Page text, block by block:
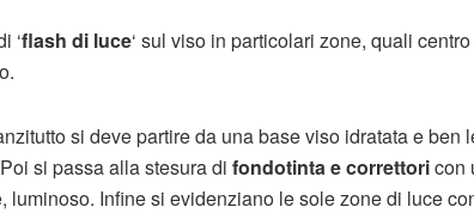
‘flash di luce‘ sul viso in particolari zone, quali
si deve partire da una base viso idratata e ben
si passa alla stesura di fondotinta e correttoricon
Infine si evidenziano le sole zone di luce